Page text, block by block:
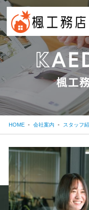
楓工
HOME 会社案内 スタッフ